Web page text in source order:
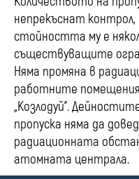
непрекъснат
стойността му е
съществуващите
Няма промяна в
работните
„Козлодуй”.
пропуска няма да
радиационната
атомната централа.